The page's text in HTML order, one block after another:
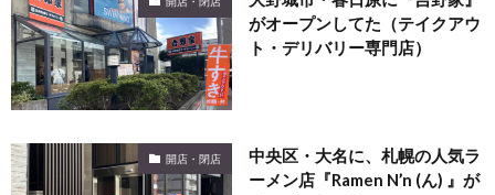
がオープンしてた（テイクアウ
ト・デリバリー専門店）
開店・閉店
中央区・大名に、札幌の人気ラ
ーメン店『Ramen N’n (ん) 』が